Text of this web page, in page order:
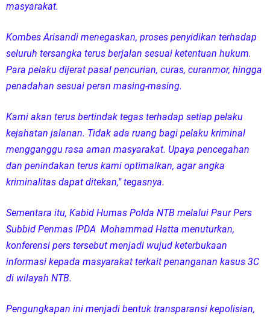
masyarakat.
Kombes Arisandi menegaskan, proses penyidikan terhadap
seluruh tersangka terus berjalan sesuai ketentuan hukum.
Para pelaku dijerat pasal pencurian, curas, curanmor, hingga
penadahan sesuai peran masing-masing.
Kami akan terus bertindak tegas terhadap setiap pelaku
kejahatan jalanan. Tidak ada ruang bagi pelaku kriminal
mengganggu rasa aman masyarakat. Upaya pencegahan
dan penindakan terus kami optimalkan, agar angka
kriminalitas dapat ditekan," tegasnya.
Sementara itu, Kabid Humas Polda NTB melalui Paur Pers
Subbid Penmas IPDA Mohammad Hatta menuturkan,
konferensi pers tersebut menjadi wujud keterbukaan
informasi kepada masyarakat terkait penanganan kasus 3C
di wilayah NTB.
Pengungkapan ini menjadi bentuk transparansi kepolisian,